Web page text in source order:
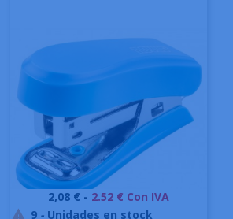
Precio
2,08 € - 2.52 € Con IVA
9 - Unidades en stock